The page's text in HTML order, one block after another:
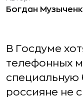
Богдан
В Госдуме
телефонных
специальную
россияне не